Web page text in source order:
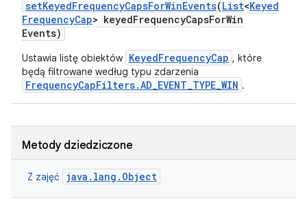
setKeyedFrequencyCapsForWinEvents(List<Keyed
FrequencyCap> keyedFrequencyCapsForWin
Events)
Ustawia listę obiektów KeyedFrequencyCap , które
będą filtrowane według typu zdarzenia
FrequencyCapFilters.AD_EVENT_TYPE_WIN .
Metody dziedziczone
Z zajęć java.lang.Object